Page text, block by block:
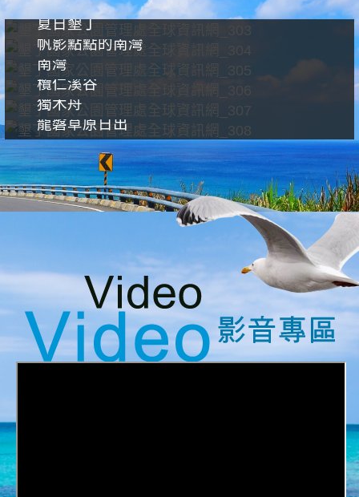
夏日墾丁
帆影點點的南灣
南灣
欖仁溪谷
獨木舟
龍磐草原日出